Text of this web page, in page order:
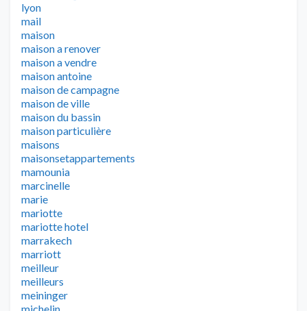
lyon
mail
maison
maison a renover
maison a vendre
maison antoine
maison de campagne
maison de ville
maison du bassin
maison particulière
maisons
maisonsetappartements
mamounia
marcinelle
marie
mariotte
mariotte hotel
marrakech
marriott
meilleur
meilleurs
meininger